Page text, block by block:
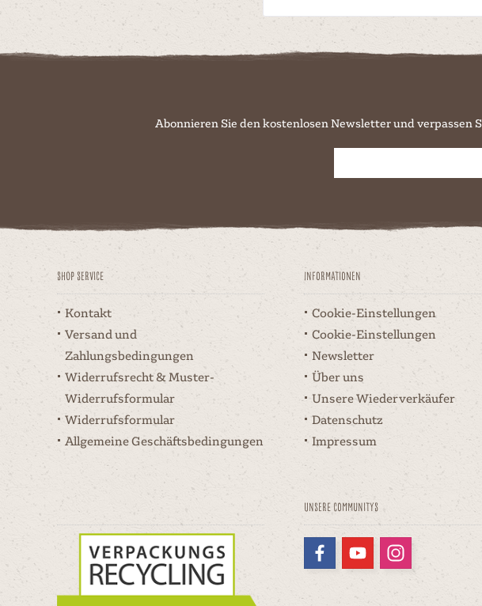
Abonnieren Sie den kostenlosen Newsletter und verpassen
Shop Service
Kontakt
Versand und
Zahlungsbedingungen
Widerrufsrecht & Muster-
Widerrufsformular
Widerrufsformular
Allgemeine Geschäftsbedingungen
Informationen
Cookie-Einstellungen
Cookie-Einstellungen
Newsletter
Über uns
Unsere Wiederverkäufer
Datenschutz
Impressum
Unsere Communitys